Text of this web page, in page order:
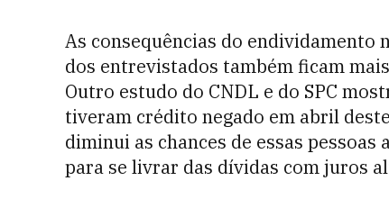
As consequências do endividamento
dos entrevistados também ficam
Outro estudo do CNDL e do SPC
tiveram crédito negado em abril
diminui as chances de essas
para se livrar das dívidas com juros